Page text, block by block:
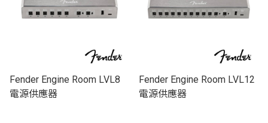
Fender Engine Room LVL8
電源供應器
Fender Engine Room LVL12
電源供應器